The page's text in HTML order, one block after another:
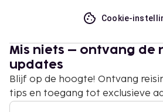
Cookie-
Mis niets – ontvang de
updates
Blijf op de hoogte! Ontvang
tips en toegang tot exclusieve